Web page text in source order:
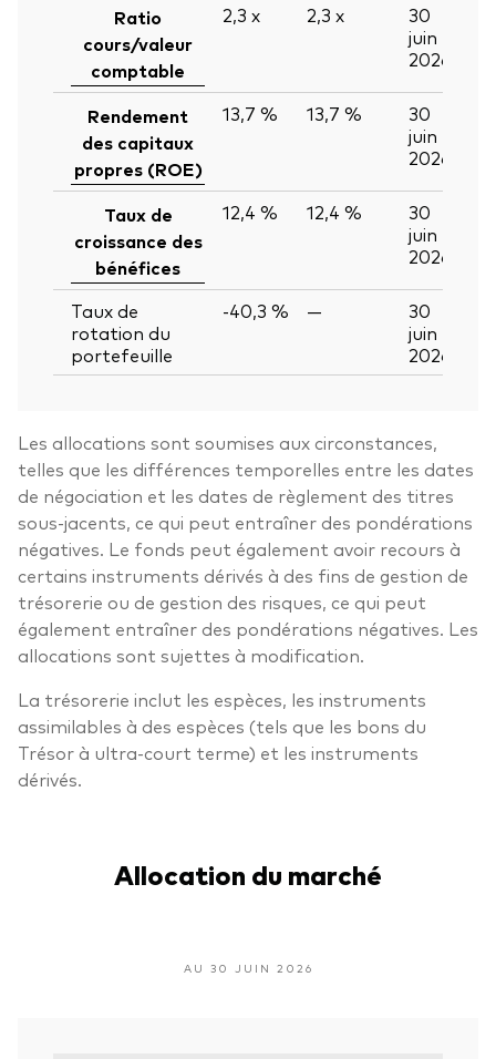
Ratio
cours/valeur
comptable
2,3 x 2,3 x
30
juin
2026
Rendement
des capitaux
propres (ROE)
13,7 % 13,7 %
30
juin
2026
Taux de
croissance des
bénéfices
12,4 % 12,4 %
30
juin
2026
Taux de
rotation du
portefeuille
-40,3 % —
30
juin
2026
Les allocations sont soumises aux circonstances,
telles que les différences temporelles entre les dates
de négociation et les dates de règlement des titres
sous-jacents, ce qui peut entraîner des pondérations
négatives. Le fonds peut également avoir recours à
certains instruments dérivés à des fins de gestion de
trésorerie ou de gestion des risques, ce qui peut
également entraîner des pondérations négatives. Les
allocations sont sujettes à modification.
La trésorerie inclut les espèces, les instruments
assimilables à des espèces (tels que les bons du
Trésor à ultra-court terme) et les instruments
dérivés.
Allocation du marché
AU 30 JUIN 2026